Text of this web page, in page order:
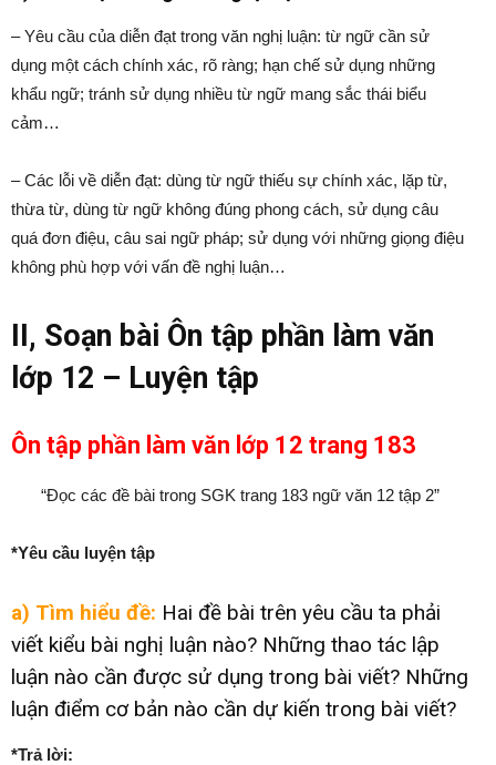
– Yêu cầu của diễn đạt trong văn nghị luận: từ ngữ cần sử
dụng một cách chính xác, rõ ràng; hạn chế sử dụng những
khẩu ngữ; tránh sử dụng nhiều từ ngữ mang sắc thái biểu
cảm…
– Các lỗi về diễn đạt: dùng từ ngữ thiếu sự chính xác, lặp từ,
thừa từ, dùng từ ngữ không đúng phong cách, sử dụng câu
quá đơn điệu, câu sai ngữ pháp; sử dụng với những giọng điệu
không phù hợp với vấn đề nghị luận…
II, Soạn bài Ôn tập phần làm văn
lớp 12 – Luyện tập
Ôn tập phần làm văn lớp 12 trang 183
“Đọc các đề bài trong SGK trang 183 ngữ văn 12 tập 2”
*Yêu cầu luyện tập
a) Tìm hiểu đề: Hai đề bài trên yêu cầu ta phải
viết kiểu bài nghị luận nào? Những thao tác lập
luận nào cần được sử dụng trong bài viết? Những
luận điểm cơ bản nào cần dự kiến trong bài viết?
*Trả lời: